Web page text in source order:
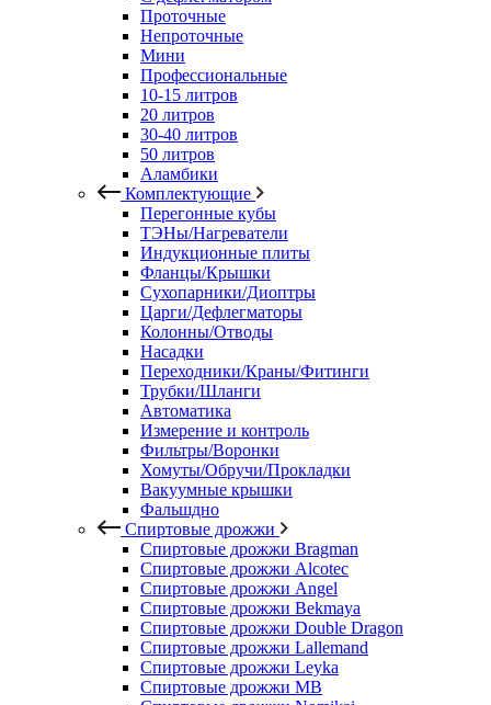
Проточные
Непроточные
Мини
Профессиональные
10-15 литров
20 литров
30-40 литров
50 литров
Аламбики
Комплектующие
Перегонные кубы
ТЭНы/Нагреватели
Индукционные плиты
Фланцы/Крышки
Сухопарники/Диоптры
Царги/Дефлегматоры
Колонны/Отводы
Насадки
Переходники/Краны/Фитинги
Трубки/Шланги
Автоматика
Измерение и контроль
Фильтры/Воронки
Хомуты/Обручи/Прокладки
Вакуумные крышки
Фальшдно
Спиртовые дрожжи
Спиртовые дрожжи Bragman
Спиртовые дрожжи Alcotec
Спиртовые дрожжи Angel
Спиртовые дрожжи Bekmaya
Спиртовые дрожжи Double Dragon
Спиртовые дрожжи Lallemand
Спиртовые дрожжи Leyka
Спиртовые дрожжи MB